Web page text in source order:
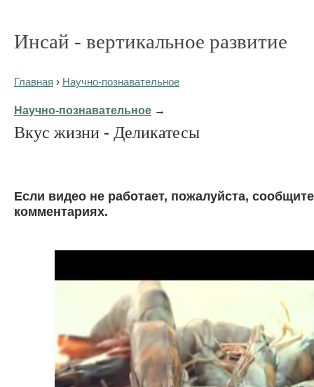
Инсай - вертикальное развитие
Главная › Научно-познавательное
Научно-познавательное →
Вкус жизни - Деликатесы
Eсли видео не работает, пожалуйста,
комментариях.